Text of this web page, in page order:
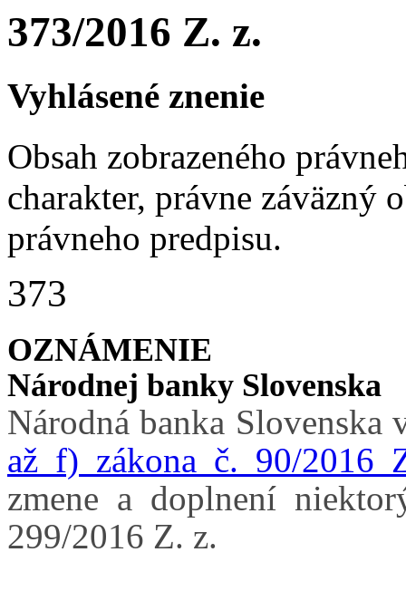
373/2016 Z. z.
Vyhlásené znenie
Obsah zobrazeného
charakter, právne záväzný
právneho predpisu.
373
OZNÁMENIE
Národnej banky Slovenska
Národná banka
až f) zákona č. 90/2016
zmene a doplnení
299/2016 Z. z.